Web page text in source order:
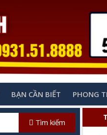
BẠN CẦN BIẾT PHONG
Tìm kiếm